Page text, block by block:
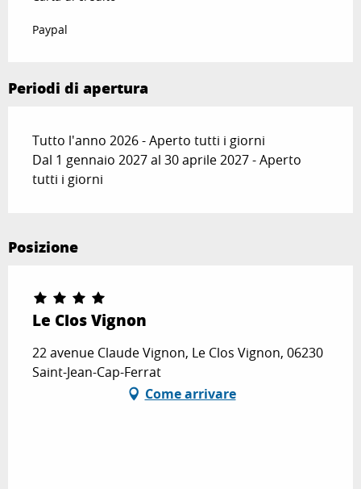
Paypal
Periodi di apertura
Tutto l'anno 2026 - Aperto tutti i giorni
Dal 1 gennaio 2027 al 30 aprile 2027 - Aperto
tutti i giorni
Posizione
Le Clos Vignon
22 avenue Claude Vignon, Le Clos Vignon, 06230
Saint-Jean-Cap-Ferrat
Come arrivare